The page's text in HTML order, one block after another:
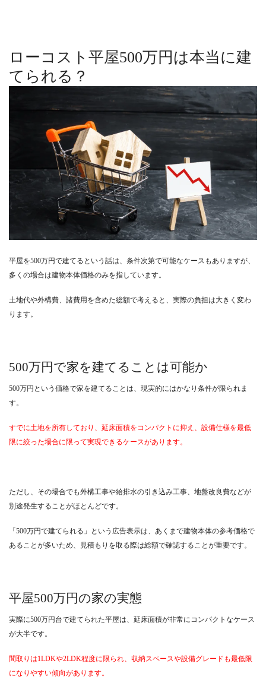
ローコスト平屋500万円は本当に建
てられる？
平屋を500万円で建てるという話は、条件次第で可能なケースもありますが、
多くの場合は建物本体価格のみを指しています。
土地代や外構費、諸費用を含めた総額で考えると、実際の負担は大きく変わ
ります。
500万円で家を建てることは可能か
500万円という価格で家を建てることは、現実的にはかなり条件が限られま
す。
すでに土地を所有しており、延床面積をコンパクトに抑え、設備仕様を最低
限に絞った場合に限って実現できるケースがあります。
ただし、その場合でも外構工事や給排水の引き込み工事、地盤改良費などが
別途発生することがほとんどです。
「500万円で建てられる」という広告表示は、あくまで建物本体の参考価格で
あることが多いため、見積もりを取る際は総額で確認することが重要です。
平屋500万円の家の実態
実際に500万円台で建てられた平屋は、延床面積が非常にコンパクトなケース
が大半です。
間取りは1LDKや2LDK程度に限られ、収納スペースや設備グレードも最低限
になりやすい傾向があります。